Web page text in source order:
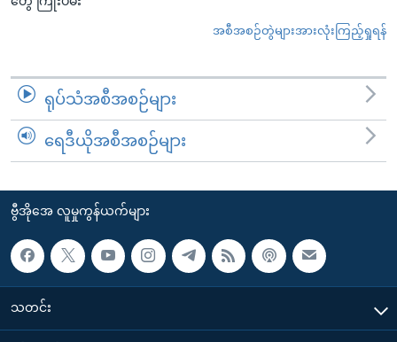
အစီအစဉ်တွဲများအားလုံးကြည့်ရှုရန်
ရုပ်သံအစီအစဉ်များ
ရေဒီယိုအစီအစဉ်များ
ဗွီအိုအေ လူမှုကွန်ယက်များ
သတင်း